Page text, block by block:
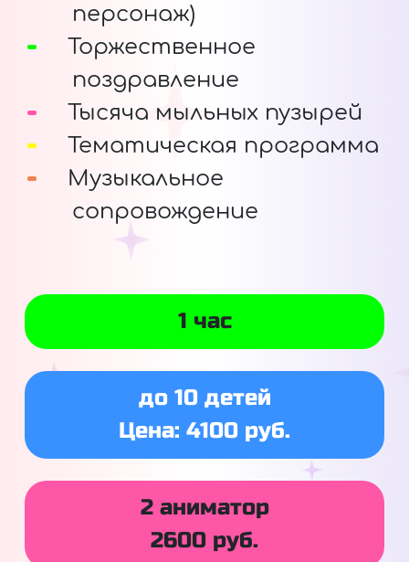
персонаж)
Торжественное
поздравление
Тысяча мыльных пузырей
Тематическая программа
Музыкальное
сопровождение
1 час
до 10 детей
Цена: 4100 руб.
2 аниматор
2600 руб.